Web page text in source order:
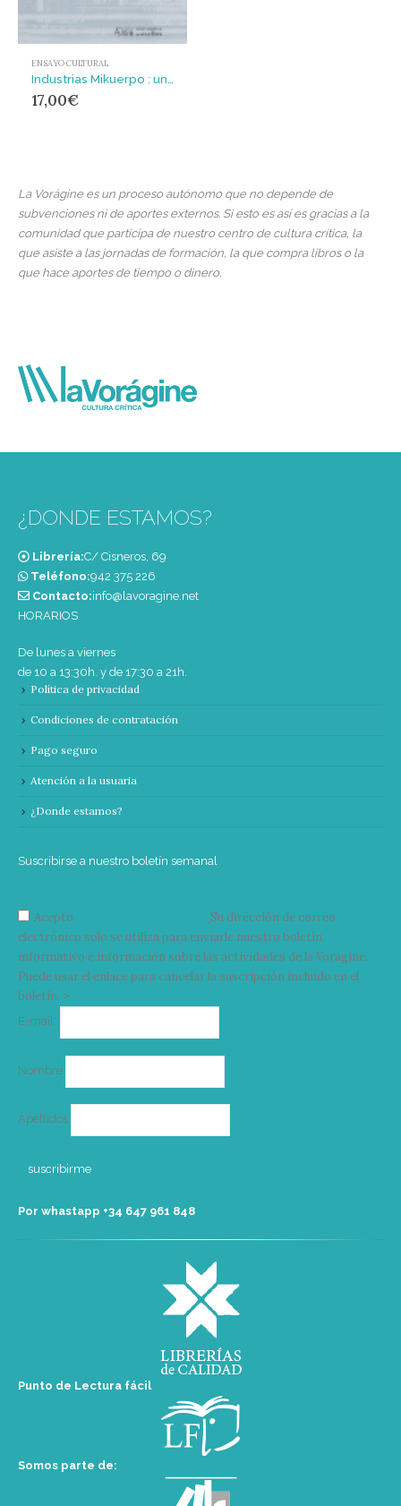
ENSAYO CULTURAL
Industrias Mikuerpo : un proyecto de gestión cultural independiente (1994-1999)
17,00€
La Vorágine es un proceso autónomo que no depende de
subvenciones ni de aportes externos. Si esto es así es gracias a la
comunidad que participa de nuestro centro de cultura crítica, la
que asiste a las jornadas de formación, la que compra libros o la
que hace aportes de tiempo o dinero.
¿DONDE ESTAMOS?
Librería:C/ Cisneros, 69
Teléfono:‭942 375 226‬
Contacto:info@lavoragine.net
HORARIOS
De lunes a viernes
de 10 a 13:30h. y de 17:30 a 21h.
Política de privacidad
Condiciones de contratación
Pago seguro
Atención a la usuaria
¿Donde estamos?
Suscribirse a nuestro boletín semanal
Acepto
Su dirección de correo
electrónico solo se utiliza para enviarle nuestro boletín
informativo e información sobre las actividades de la Vorágine.
Puede usar el enlace para cancelar la suscripción incluido en el
boletín. >
E-mail*
Nombre
Apellidos
Por whastapp +34 ‭647 961 848‬
Punto de Lectura fácil
Somos parte de: